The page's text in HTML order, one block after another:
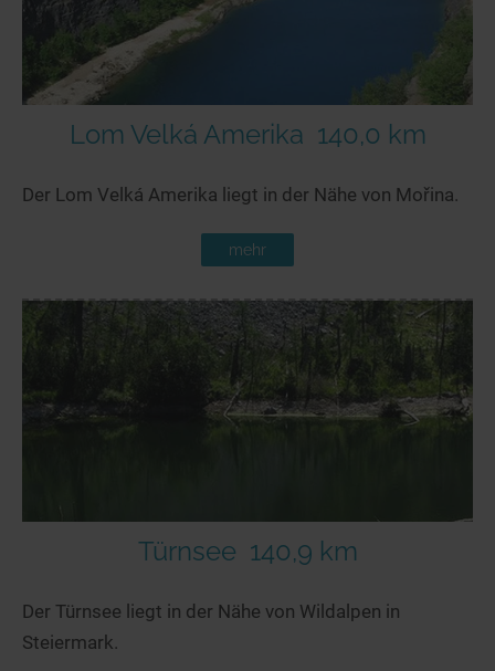
Lom Velká Amerika 140,0 km
Der Lom Velká Amerika liegt in der Nähe von Mořina.
mehr
Türnsee 140,9 km
Der Türnsee liegt in der Nähe von Wildalpen in
Steiermark.